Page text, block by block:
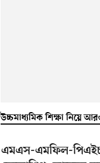
উচ্চমাধ্যমিক শিক্ষা নিয়ে
এমএস-এমফিল-